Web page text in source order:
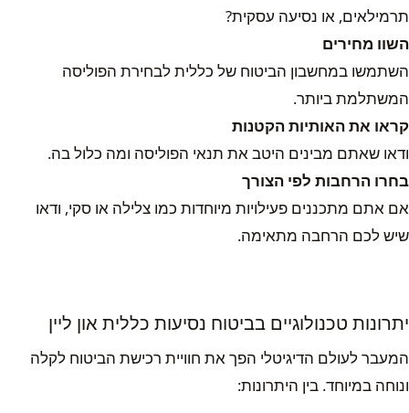
תרמילאים, או נסיעה עסקית?
השוו מחירים
השתמשו במחשבון הביטוח של כללית לבחירת הפוליסה
המשתלמת ביותר.
קראו את האותיות הקטנות
ודאו שאתם מבינים היטב את תנאי הפוליסה ומה כלול בה.
בחרו הרחבות לפי הצורך
אם אתם מתכננים פעילויות מיוחדות כמו צלילה או סקי, ודאו
שיש לכם הרחבה מתאימה.
יתרונות טכנולוגיים בביטוח נסיעות כללית און ליין
המעבר לעולם הדיגיטלי הפך את חוויית רכישת הביטוח לקלה
ונוחה במיוחד. בין היתרונות: